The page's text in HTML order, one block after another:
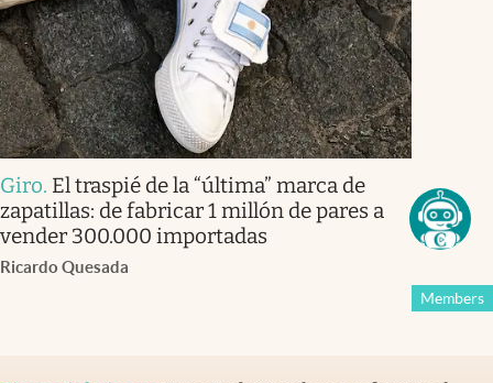
Giro. El traspié de la “última” marca de
zapatillas: de fabricar 1 millón de pares a
vender 300.000 importadas
Ricardo Quesada
Members